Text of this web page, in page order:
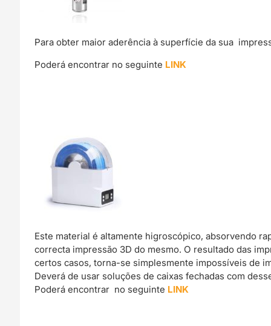
Para obter maior aderência à superfície da sua
Poderá encontrar no seguinte LINK
Este material é altamente higroscópico, absorvendo
correcta impressão 3D do mesmo. O resultado das
certos casos, torna-se simplesmente impossíveis de
Deverá de usar soluções de caixas fechadas com
Poderá encontrar no seguinte LINK